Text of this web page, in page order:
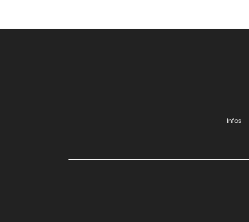
Infos